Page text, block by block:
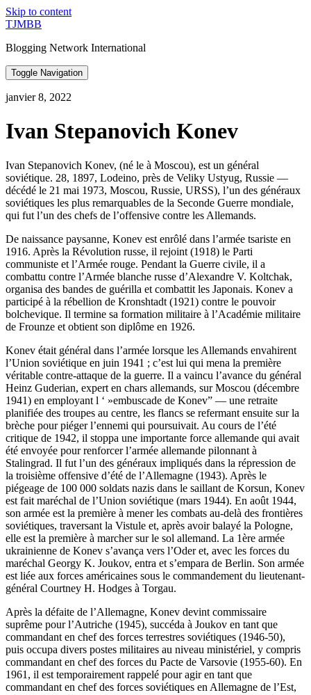
Skip to content
TJMBB
Blogging Network International
Toggle Navigation
janvier 8, 2022
Ivan Stepanovich Konev
Ivan Stepanovich Konev, (né le à Moscou), est un général
soviétique. 28, 1897, Lodeino, près de Veliky Ustyug, Russie —
décédé le 21 mai 1973, Moscou, Russie, URSS), l’un des généraux
soviétiques les plus remarquables de la Seconde Guerre mondiale,
qui fut l’un des chefs de l’offensive contre les Allemands.
De naissance paysanne, Konev est enrôlé dans l’armée tsariste en
1916. Après la Révolution russe, il rejoint (1918) le Parti
communiste et l’Armée rouge. Pendant la Guerre civile, il a
combattu contre l’Armée blanche russe d’Alexandre V. Koltchak,
organisa des bandes de guérilla et combattit les Japonais. Konev a
participé à la rébellion de Kronshtadt (1921) contre le pouvoir
bolchevique. Il termine sa formation militaire à l’Académie militaire
de Frounze et obtient son diplôme en 1926.
Konev était général dans l’armée lorsque les Allemands envahirent
l’Union soviétique en juin 1941 ; c’est lui qui mena la première
véritable contre-attaque de la guerre. Il a vaincu l’avance du général
Heinz Guderian, expert en chars allemands, sur Moscou (décembre
1941) en employant l ‘ »embuscade de Konev” — une retraite
planifiée des troupes au centre, les flancs se refermant ensuite sur la
brèche pour piéger l’ennemi qui poursuivait. Au cours de l’été
critique de 1942, il stoppa une importante force allemande qui avait
été envoyée pour renforcer l’armée allemande pilonnant à
Stalingrad. Il fut l’un des généraux impliqués dans la répression de
la troisième offensive d’été de l’Allemagne (1943). Après le
piégeage de 100 000 soldats nazis dans le saillant de Korsun, Konev
est fait maréchal de l’Union soviétique (mars 1944). En août 1944,
son armée est la première à mener les combats au-delà des frontières
soviétiques, traversant la Vistule et, après avoir balayé la Pologne,
elle est la première à marcher sur le sol allemand. La 1ère armée
ukrainienne de Konev s’avança vers l’Oder et, avec les forces du
maréchal Georgy K. Joukov, entra et s’empara de Berlin. Son armée
est liée aux forces américaines sous le commandement du lieutenant-
général Courtney H. Hodges à Torgau.
Après la défaite de l’Allemagne, Konev devint commissaire
suprême pour l’Autriche (1945), succéda à Joukov en tant que
commandant en chef des forces terrestres soviétiques (1946-50),
puis occupa divers postes militaires au niveau ministériel, y compris
commandant en chef des forces du Pacte de Varsovie (1955-60). En
1961, il est temporairement rappelé pour agir en tant que
commandant en chef des forces soviétiques en Allemagne de l’Est,